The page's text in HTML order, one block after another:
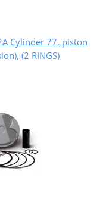
Cylinder 77, piston
(2 RINGS)